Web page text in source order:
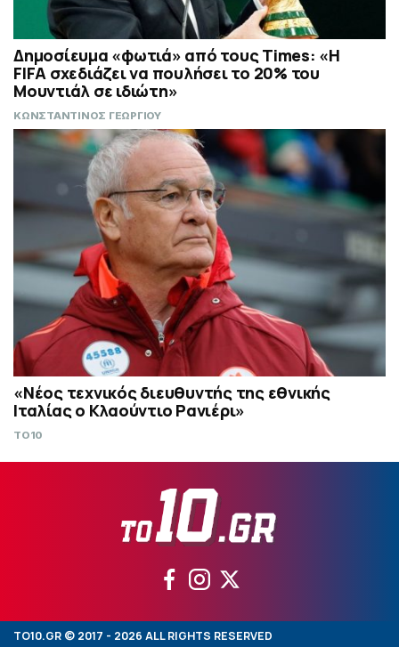
Δημοσίευμα «φωτιά» από τους Times: «Η
FIFA σχεδιάζει να πουλήσει το 20% του
Μουντιάλ σε ιδιώτη»
ΚΩΝΣΤΑΝΤΙΝΟΣ ΓΕΩΡΓΙΟΥ
«Νέος τεχνικός διευθυντής της εθνικής
Ιταλίας ο Κλαούντιο Ρανιέρι»
TO10
TO10.GR © 2017 - 2026 ALL RIGHTS RESERVED